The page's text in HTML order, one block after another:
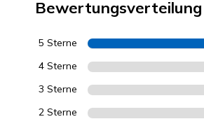
Bewertungsverteilung
5 Sterne
4 Sterne
3 Sterne
2 Sterne